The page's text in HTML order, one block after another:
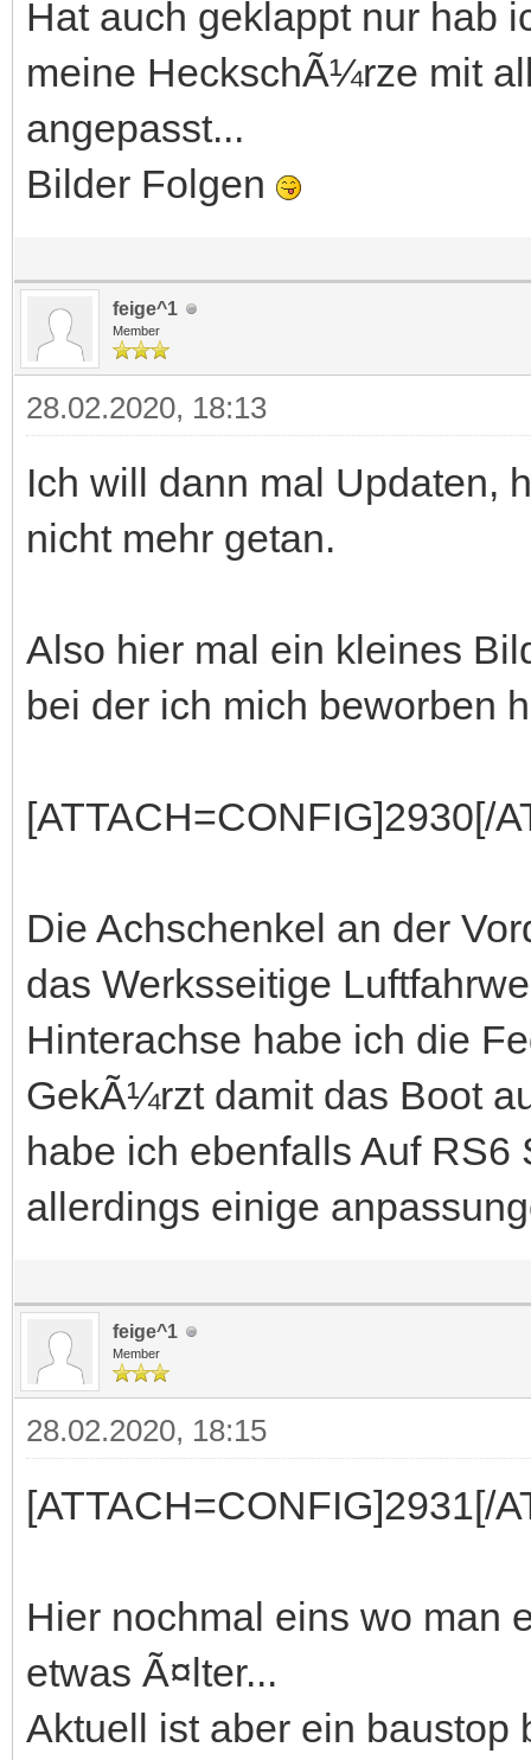
Hat auch geklappt nur hab
meine HeckschÃ¼rze mit
angepasst...
Bilder Folgen
feige^1
Member
28.02.2020, 18:13
Ich will dann mal Updaten,
nicht mehr getan.
Also hier mal ein kleines
bei der ich mich beworben
[ATTACH=CONFIG]2930[/
Die Achschenkel an der
das Werksseitige
Hinterachse habe ich die
GekÃ¼rzt damit das Boot
habe ich ebenfalls Auf
allerdings einige
feige^1
Member
28.02.2020, 18:15
[ATTACH=CONFIG]2931[/
Hier nochmal eins wo man
etwas Ã¤lter...
Aktuell ist aber ein baustop